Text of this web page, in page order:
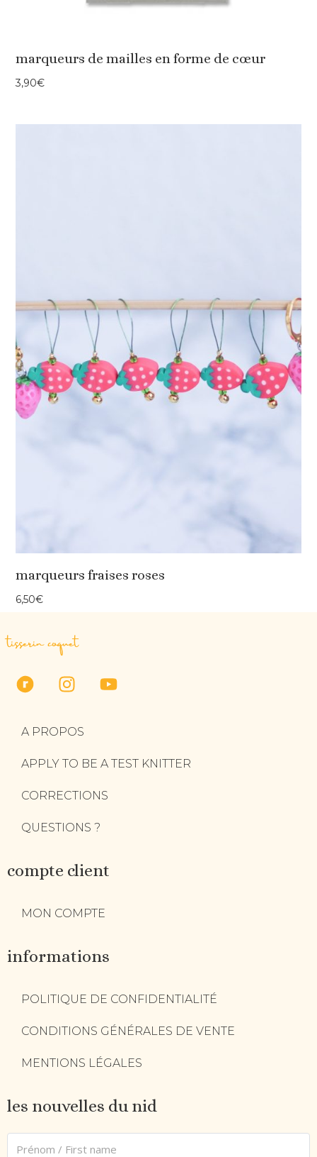
marqueurs de mailles en forme de cœur
3,90€
marqueurs fraises roses
6,50€
tisserin coquet
A PROPOS
APPLY TO BE A TEST KNITTER
CORRECTIONS
QUESTIONS ?
compte client
MON COMPTE
informations
POLITIQUE DE CONFIDENTIALITÉ
CONDITIONS GÉNÉRALES DE VENTE
MENTIONS LÉGALES
les nouvelles du nid